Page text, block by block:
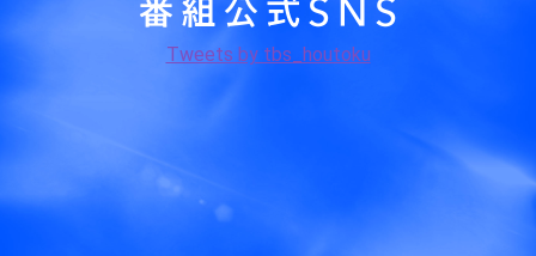
Tweets by tbs_houtoku